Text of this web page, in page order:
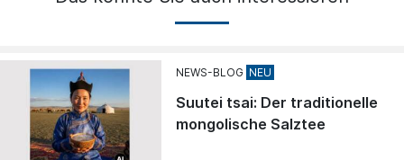
NEWS-BLOG
Suutei tsai: Der traditionelle
mongolische Salztee